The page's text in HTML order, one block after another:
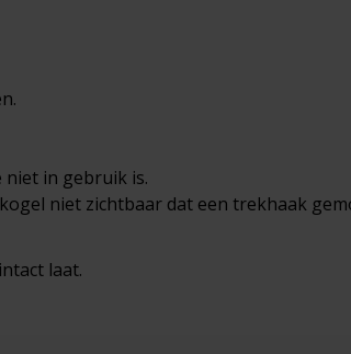
in gebruik is.
niet zichtbaar dat een trekhaak
laat.